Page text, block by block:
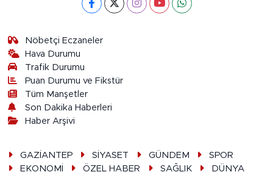
Nöbetçi Eczaneler
Hava Durumu
Trafik Durumu
Puan Durumu ve Fikstür
Tüm Manşetler
Son Dakika Haberleri
Haber Arşivi
GAZİANTEP SİYASET GÜNDEM
SPOR
EKONOMİ
ÖZEL HABER SAĞLIK DÜNYA